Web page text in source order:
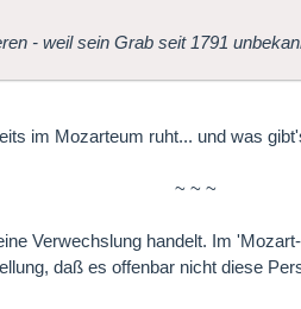
- weil sein Grab seit 1791
im Mozarteum ruht... und was
~ ~ ~
Verwechslung handelt. Im
daß es offenbar nicht diese